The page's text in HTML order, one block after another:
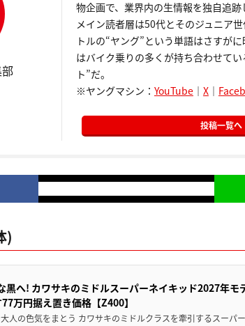
物企画で、業界内の生情報を独自追跡
メイン読者層は50代とそのジュニア
トルの“ヤング”という単語はさすが
はバイク乗りの多くが持ち合わせて
ト”だ。
※ヤングマシン： YouTube｜ X｜
投稿一覧へ
)
黒へ! カワサキのミドルスーパーネイキッド2027年モ
万円据え置き価格【Z400】
人の色気をまとう カワサキのミドルクラスを牽引するスーパ